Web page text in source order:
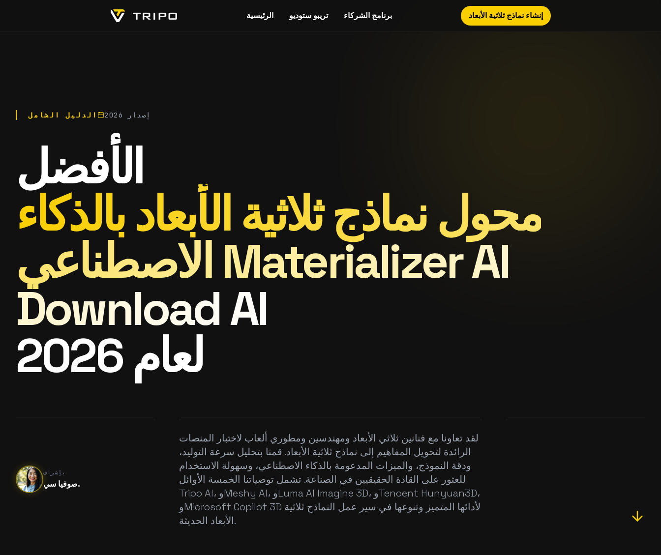
الرئيسية تريبو ستوديو برنامج الشركاء إنشاء نماذج ثلاثية الأبعاد
الدليل الشامل إصدار 2026
الأفضل
محول نماذج ثلاثية الأبعاد بالذكاء
الاصطناعي Materializer AI
Download AI
لعام 2026
بإشراف
صوفيا سي.
لقد تعاونا مع فنانين ثلاثي الأبعاد ومهندسين ومطوري ألعاب لاختبار المنصات
الرائدة لتحويل المفاهيم إلى نماذج ثلاثية الأبعاد. قمنا بتحليل سرعة التوليد،
ودقة النموذج، والميزات المدعومة بالذكاء الاصطناعي، وسهولة الاستخدام
للعثور على القادة الحقيقيين في الصناعة. تشمل توصياتنا الخمسة الأوائل
Tripo AI، وMeshy AI، وLuma AI Imagine 3D، وTencent Hunyuan3D،
وMicrosoft Copilot 3D لأدائها المتميز وتنوعها في سير عمل النماذج ثلاثية
الأبعاد الحديثة.